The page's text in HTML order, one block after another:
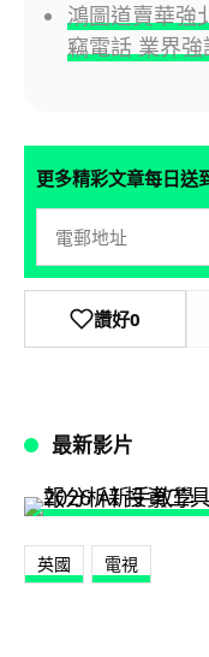
鴻圖道賣華強
竊電話 業界
更多精彩文章每日送
讚好0
最新影片
英國 電視